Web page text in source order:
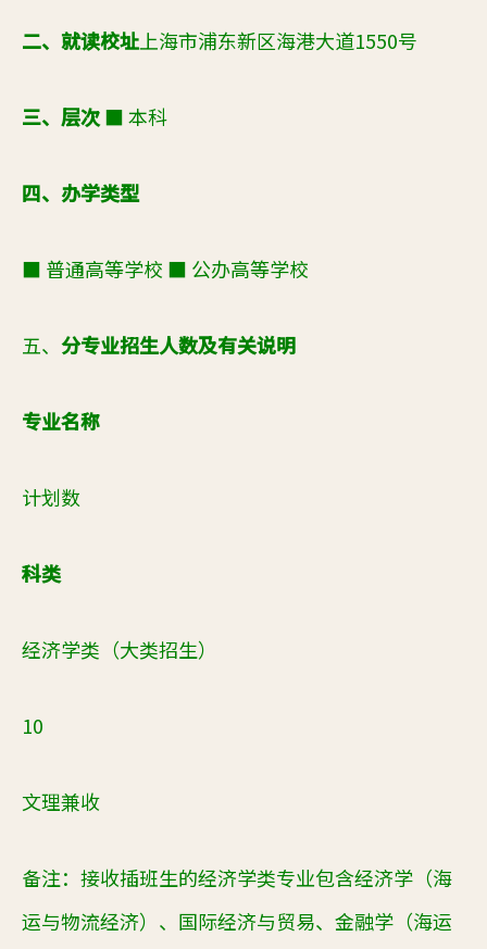
二、就读校址 上海市浦东新区海港大道1550号
三、层次■ 本科
四、办学类型
■ 普通高等学校 ■ 公办高等学校
五、 分专业招生人数及有关说明
专业名称
计划数
科类
经济学类（大类招生）
10
文理兼收
备注：接收插班生的经济学类专业包含经济学（海
运与物流经济）、国际经济与贸易、金融学（海运